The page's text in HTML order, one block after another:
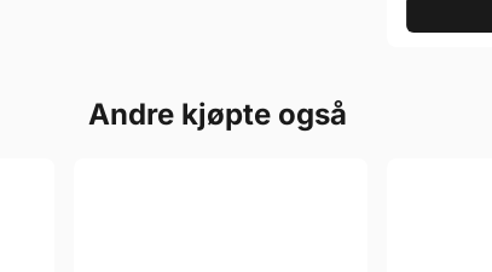
Andre kjøpte også